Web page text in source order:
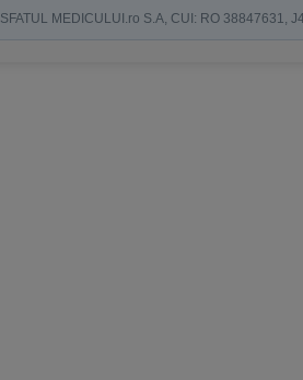
SFATUL MEDICULUI.ro S.A, CUI: RO 38847631,